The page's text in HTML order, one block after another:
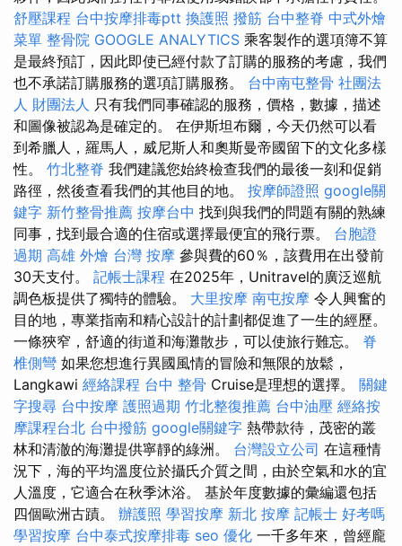
舒壓課程 台中按摩排毒ptt 換護照 撥筋 台中整脊 中式外燴
菜單 整骨院 GOOGLE ANALYTICS 乘客製作的選項簿不算
是最終預訂，因此即使已經付款了訂購的服務的考慮，我們
也不承諾訂購服務的選項訂購服務。 台中南屯整骨 社團法
人 財團法人 只有我們同事確認的服務，價格，數據，描述
和圖像被認為是確定的。 在伊斯坦布爾，今天仍然可以看
到希臘人，羅馬人，威尼斯人和奧斯曼帝國留下的文化多樣
性。 竹北整脊 我們建議您始終檢查我們的最後一刻和促銷
路徑，然後查看我們的其他目的地。 按摩師證照 google關
鍵字 新竹整骨推薦 按摩台中 找到與我們的問題有關的熟練
同事，找到最合適的住宿或選擇最便宜的飛行票。 台胞證
過期 高雄 外燴 台灣 按摩 參與費的60％，該費用在出發前
30天支付。 記帳士課程 在2025年，Unitravel的廣泛巡航
調色板提供了獨特的體驗。 大里按摩 南屯按摩 令人興奮的
目的地，專業指南和精心設計的計劃都促進了一生的經歷。
一條狹窄，舒適的街道和海灘散步，可以使旅行難忘。 脊
椎側彎 如果您想進行異國風情的冒險和無限的放鬆，
Langkawi 經絡課程 台中 整骨 Cruise是理想的選擇。 關鍵
字搜尋 台中按摩 護照過期 竹北整復推薦 台中油壓 經絡按
摩課程台北 台中撥筋 google關鍵字 熱帶款待，茂密的叢
林和清澈的海灘提供寧靜的綠洲。 台灣設立公司 在這種情
況下，海的平均溫度位於攝氏介質之間，由於空氣和水的宜
人溫度，它適合在秋季沐浴。 基於年度數據的彙編還包括
四個歐洲古蹟。 辦護照 學習按摩 新北 按摩 記帳士 好考嗎
學習按摩 台中泰式按摩排毒 seo 優化 一千多年來，曾經龐